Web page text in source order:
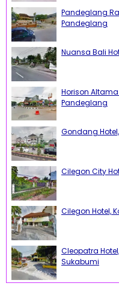
Pandeglang
Pandeglang
Nuansa Bali
Horison
Pandeglang
Gondang
Cilegon City
Cilegon Hotel,
Cleopatra
Sukabumi